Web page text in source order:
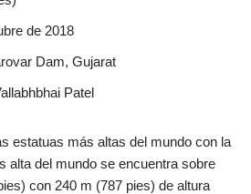
de 2018
Dam, Gujarat
Patel
estatuas más altas del mundo con la
alta del mundo se encuentra sobre
con 240 m (787 pies) de altura